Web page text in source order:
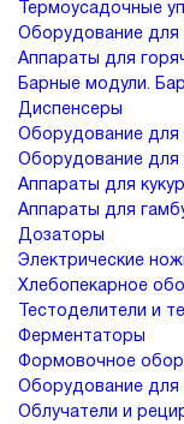
Термоусадочные
Оборудование для
Аппараты для
Барные модули.
Диспенсеры
Оборудование для
Оборудование
Аппараты для
Аппараты для
Дозаторы
Электрические
Хлебопекарное
Тестоделители и
Ферментаторы
Формовочное
Оборудование для
Облучатели и